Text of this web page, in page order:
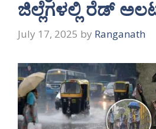
ಜಿಲ್ಲೆಗಳಲ್ಲಿ ರೆಡ್
July 17, 2025 by Ranganath